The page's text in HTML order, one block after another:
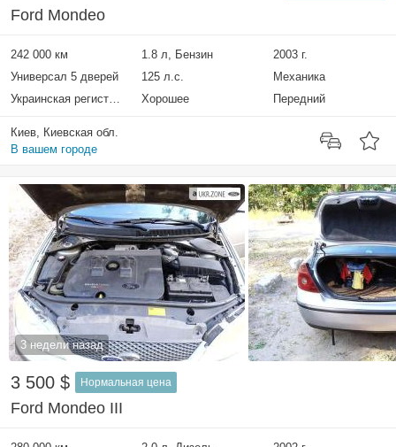
Ford Mondeo
242 000 км 1.8 л, Бензин
2003 г.
Универсал 5 дверей
125 л.с.
Механика
Украинская регистрация
Хорошее Передний
Киев, Киевская обл.
В вашем городе
3 недели назад
3 500 $ Нормальная цена
Ford Mondeo III